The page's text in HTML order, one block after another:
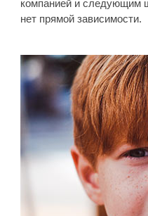
компанией и следующим
нет прямой зависимости.